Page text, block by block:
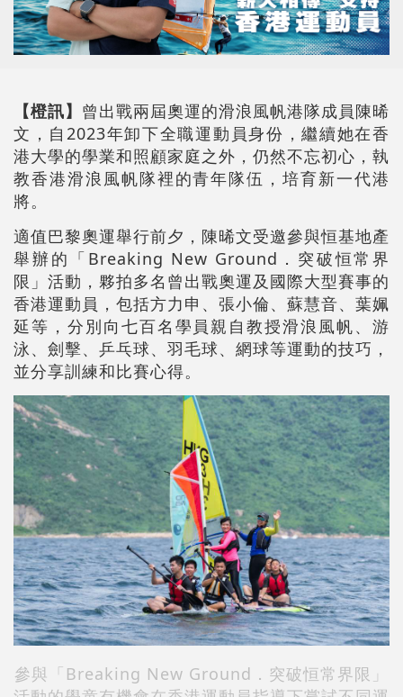
【橙訊】 曾出戰兩屆奧運的滑浪風帆港隊成員陳晞
文，自2023年卸下全職運動員身份，繼續她在香
港大學的學業和照顧家庭之外，仍然不忘初心，執
教香港滑浪風帆隊裡的青年隊伍，培育新一代港
將。
適值巴黎奧運舉行前夕，陳晞文受邀參與恒基地產
舉辦的「Breaking New Ground．突破恒常界
限」活動，夥拍多名曾出戰奧運及國際大型賽事的
香港運動員，包括方力申、張小倫、蘇慧音、葉姵
延等，分別向七百名學員親自教授滑浪風帆、游
泳、劍擊、乒乓球、羽毛球、網球等運動的技巧，
並分享訓練和比賽心得。
參與 「Breaking New Ground．突破恒常界限」